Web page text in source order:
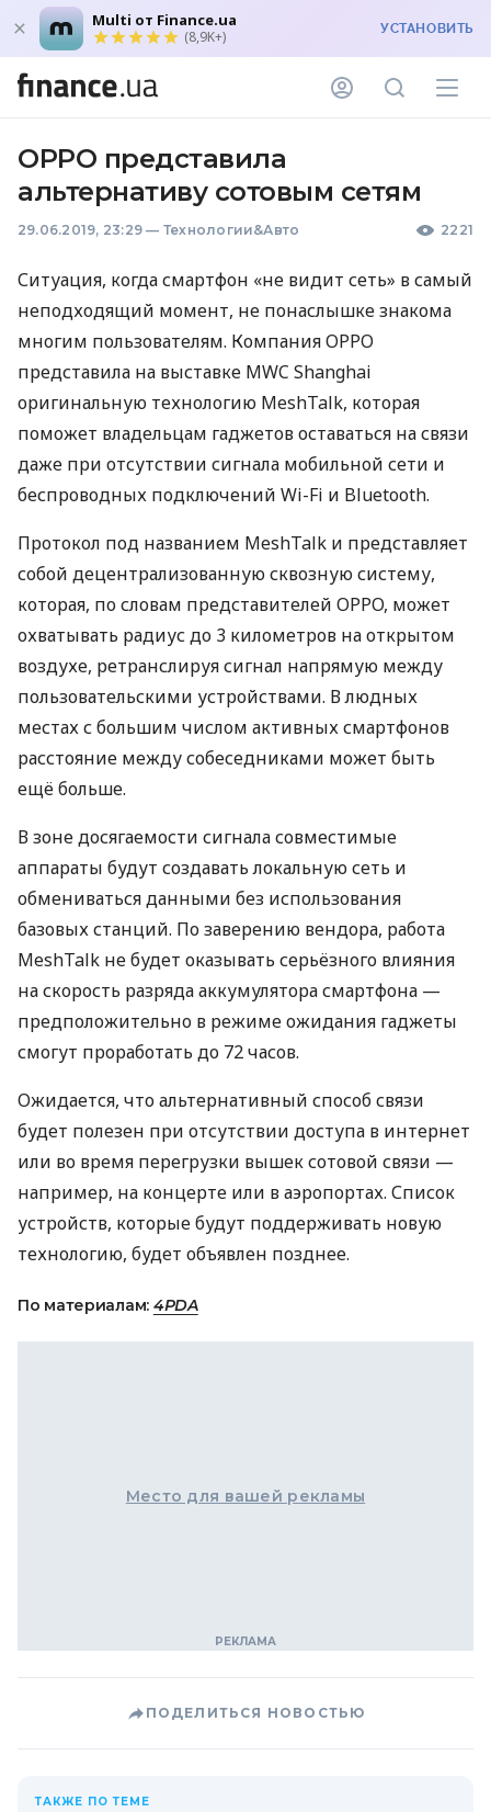
Multi от Finance.ua
(8,9K+) УСТАНОВИТЬ
OPPO представила
альтернативу сотовым сетям
29.06.2019, 23:29 — Технологии&Авто 2221
Ситуация, когда смартфон «не видит сеть» в самый
неподходящий момент, не понаслышке знакома
многим пользователям. КомпанияOPPO
представила на выставке MWC Shanghai
оригинальную технологию MeshTalk, которая
поможет владельцам гаджетов оставаться на связи
даже при отсутствии сигнала мобильной сети и
беспроводных подключений Wi-Fi и Bluetooth.
Протокол под названием MeshTalk и представляет
собой децентрализованную сквозную систему,
которая, по словам представителей OPPO, может
охватывать радиус до 3 километров на открытом
воздухе, ретранслируя сигнал напрямую между
пользовательскими устройствами. В людных
местах с большим числом активных смартфонов
расстояние между собеседниками может быть
ещё больше.
В зоне досягаемости сигнала совместимые
аппараты будут создавать локальную сеть и
обмениваться данными без использования
базовых станций. По заверению вендора, работа
MeshTalk не будет оказывать серьёзного влияния
на скорость разряда аккумулятора смартфона —
предположительно в режиме ожидания гаджеты
смогут проработать до 72 часов.
Ожидается, что альтернативный способ связи
будет полезен при отсутствии доступа в интернет
или во время перегрузки вышек сотовой связи —
например, на концерте или в аэропортах. Список
устройств, которые будут поддерживать новую
технологию, будет объявлен позднее.
По материалам: 4PDA
Место для вашей рекламы
ПОДЕЛИТЬСЯ НОВОСТЬЮ
ТАКЖЕ ПО ТЕМЕ